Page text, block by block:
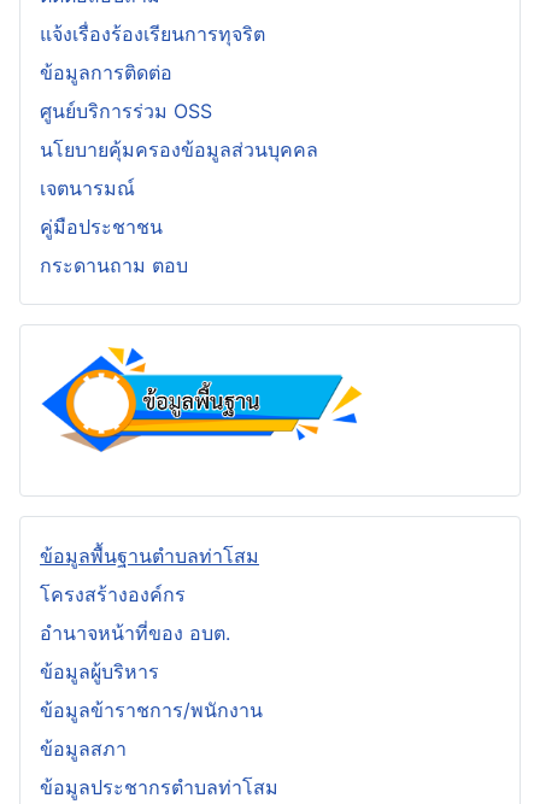
แจ้งเรื่องร้องเรียนการทุจริต
ข้อมูลการติดต่อ
ศูนย์บริการร่วม OSS
นโยบายคุ้มครองข้อมูลส่วนบุคคล
เจตนารมณ์
คู่มือประชาชน
กระดานถาม ตอบ
ข้อมูลพื้นฐานตำบลท่าโสม
โครงสร้างองค์กร
อำนาจหน้าที่ของ อบต.
ข้อมูลผู้บริหาร
ข้อมูลข้าราชการ/พนักงาน
ข้อมูลสภา
ข้อมูลประชากรตำบลท่าโสม